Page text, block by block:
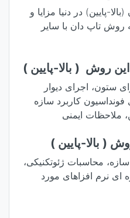
پایین) در دنیا مزایا و
تاپ دان با سایر
ستون، اجرای دیوار
کاربرد سازه
ملاحظات ایمنی
محاسبات ژئوتکنیکی،
ای نرم افزاهای مورد